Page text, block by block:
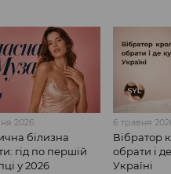
2026
білизна
гід по першій
у 2026
6 травня
Вібратор
обрати і
Україні